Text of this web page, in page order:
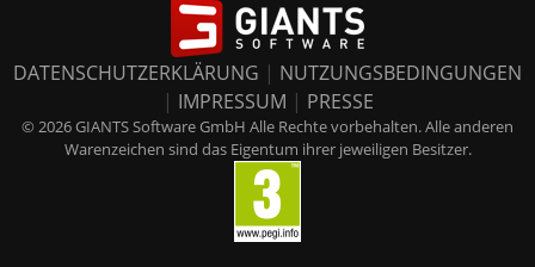
DATENSCHUTZERKLÄRUNG | NUTZUNGSBEDINGUNGEN
| IMPRESSUM | PRESSE
© 2026 GIANTS Software GmbH Alle Rechte vorbehalten. Alle anderen
Warenzeichen sind das Eigentum ihrer jeweiligen Besitzer.